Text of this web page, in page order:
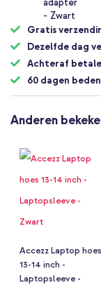
Gratis
Dezelfde dag
Achteraf
60 dagen
Anderen
Accezz Laptop hoes
13-14 inch -
Laptopsleeve -